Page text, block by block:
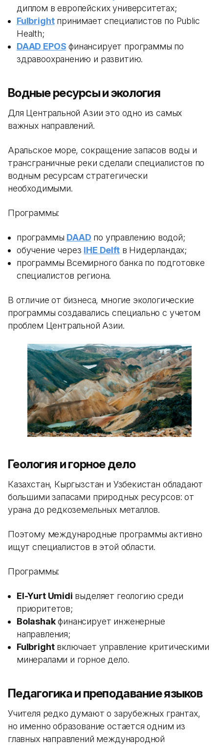
диплом в европейских университетах;
Fulbrightпринимает специалистов по Public
Health;
DAAD EPOS финансирует программы по
здравоохранению и развитию.
Водные ресурсы и экология
Для Центральной Азии это одно из самых
важных направлений.
Аральское море, сокращение запасов воды и
трансграничные реки сделали специалистов по
водным ресурсам стратегически
необходимыми.
Программы:
программы DAAD по управлению водой;
обучение через IHE Delftв Нидерландах;
программы Всемирного банка по подготовке
специалистов региона.
В отличие от бизнеса, многие экологические
программы создавались специально с учетом
проблем Центральной Азии.
Геология и горное дело
Казахстан, Кыргызстан и Узбекистан обладают
большими запасами природных ресурсов: от
урана до редкоземельных металлов.
Поэтому международные программы активно
ищут специалистов в этой области.
Программы:
El-Yurt Umidi выделяет геологию среди
приоритетов;
Bolashakфинансирует инженерные
направления;
Fulbrightвключает управление критическими
минералами и горное дело.
Педагогика и преподавание языков
Учителя редко думают о зарубежных грантах,
но именно образование остается одним из
главных направлений международной